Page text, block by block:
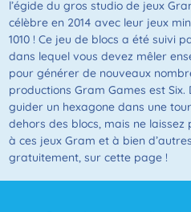
l’égide du gros studio de jeux
célèbre en 2014 avec leur jeux
1010 ! Ce jeu de blocs a été suivi
dans lequel vous devez mêler
pour générer de nouveaux
productions Gram Games est Six.
guider un hexagone dans une
dehors des blocs, mais ne laissez
à ces jeux Gram et à bien
gratuitement, sur cette page !